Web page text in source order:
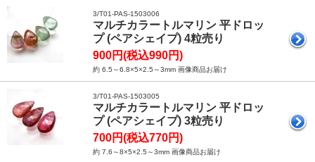
3/T01-PAS-1503006
マルチカラートルマリン 平ドロッ
プ (ペアシェイプ) 4粒売り
900円(税込990円)
約 6.5～6.8×5×2.5～3mm 画像商品お届け
3/T01-PAS-1503005
マルチカラートルマリン 平ドロッ
プ (ペアシェイプ) 3粒売り
700円(税込770円)
約 7.6～8×5×2.5～3mm 画像商品お届け